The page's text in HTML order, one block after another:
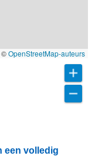
©OpenStreetMap-auteurs
een volledig